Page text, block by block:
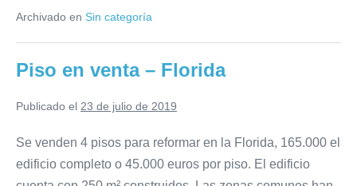
Archivado en Sin categoría
Piso en venta – Florida
Publicado el 23 de julio de 2019
Se venden 4 pisos para reformar en la Florida, 165.000 el
edificio completo o 45.000 euros por piso. El edificio